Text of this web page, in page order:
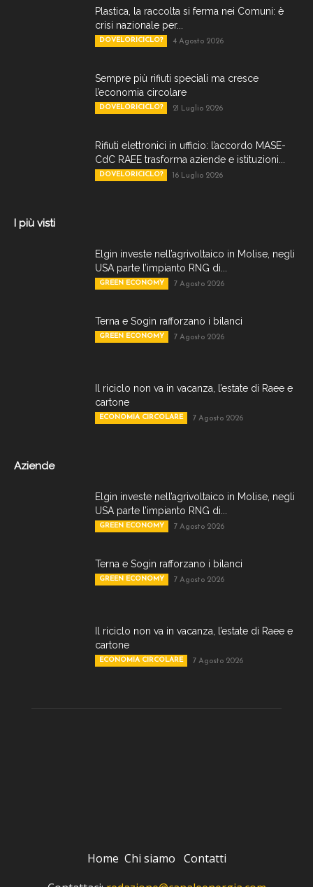
Plastica, la raccolta si ferma nei Comuni: è
crisi nazionale per...
DOVELORICICLO? 4 Agosto 2026
Sempre più rifiuti speciali ma cresce
l’economia circolare
DOVELORICICLO? 21 Luglio 2026
Rifiuti elettronici in ufficio: l’accordo MASE-
CdC RAEE trasforma aziende e istituzioni...
DOVELORICICLO? 16 Luglio 2026
I più visti
Elgin investe nell’agrivoltaico in Molise, negli
USA parte l’impianto RNG di...
GREEN ECONOMY 7 Agosto 2026
Terna e Sogin rafforzano i bilanci
GREEN ECONOMY 7 Agosto 2026
Il riciclo non va in vacanza, l’estate di Raee e
cartone
ECONOMIA CIRCOLARE 7 Agosto 2026
Aziende
Elgin investe nell’agrivoltaico in Molise, negli
USA parte l’impianto RNG di...
GREEN ECONOMY 7 Agosto 2026
Terna e Sogin rafforzano i bilanci
GREEN ECONOMY 7 Agosto 2026
Il riciclo non va in vacanza, l’estate di Raee e
cartone
ECONOMIA CIRCOLARE 7 Agosto 2026
Home Chi siamo Contatti